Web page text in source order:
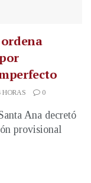
0
Ana decretó
provisional